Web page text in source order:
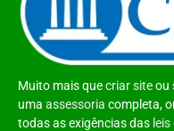
Muito mais quecriar siteou
uma assessoria completa,
todas as exigências das